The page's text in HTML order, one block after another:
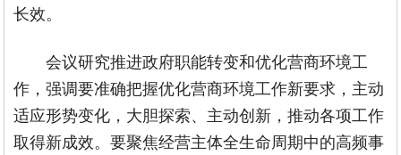
长效。
会议研究推进政府职能转变和优化营商环境工
作，强调要准确把握优化营商环境工作新要求，主动
适应形势变化，大胆探索、主动创新，推动各项工作
取得新成效。要聚焦经营主体全生命周期中的高频事